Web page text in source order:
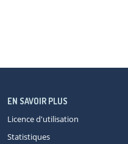
EN SAVOIR PLUS
Licence d'utilisation
Statistiques